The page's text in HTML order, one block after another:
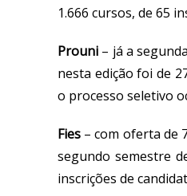
1.666 cursos, de 65
Prouni – já a
nesta edição foi de
o processo seletivo
Fies – com oferta de
segundo semestre
inscrições de